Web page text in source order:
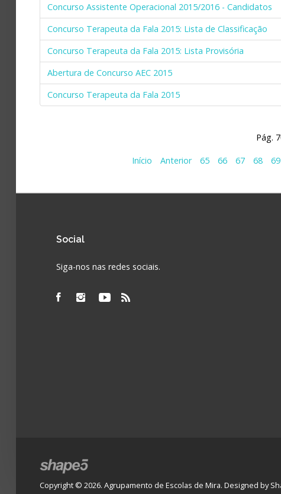
Concurso Assistente Operacional 2015/2016 - Candidatos
Concurso Terapeuta da Fala 2015: Lista de Classificação
Concurso Terapeuta da Fala 2015: Lista Provisória
Abertura de Concurso AEC 2015
Concurso Terapeuta da Fala 2015
Pág.
Início Anterior 65 66 67 68 69
Social
Siga-nos nas redes sociais.
Copyright © 2026. Agrupamento de Escolas de Mira. Designed by